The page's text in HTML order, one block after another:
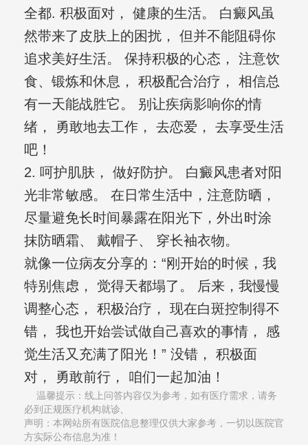
全都. 积极面对， 健康的生活。 白癜风虽
然带来了皮肤上的困扰， 但并不能阻碍你
追求美好生活。 保持积极的心态， 注意饮
食、锻炼和休息， 积极配合治疗， 相信总
有一天能战胜它。 别让疾病影响你的情
绪， 勇敢地去工作， 去恋爱， 去享受生活
吧！
2. 呵护肌肤， 做好防护。 白癜风患者对阳
光非常敏感。 在日常生活中，注意防晒，
尽量避免长时间暴露在阳光下，外出时涂
抹防晒霜、 戴帽子、 穿长袖衣物。
就像一位病友分享的：“刚开始的时候，我
特别焦虑， 觉得天都塌了。 后来，我慢慢
调整心态， 积极治疗， 现在白斑控制得不
错， 我也开始尝试做自己喜欢的事情， 感
觉生活又充满了阳光！” 没错， 积极面
对， 勇敢前行， 咱们一起加油！
温馨提示：线上问答内容仅为参考，如有医疗需求，请务
必到正规医疗机构就诊,
声明：本网站所有医院信息整理仅供大家参考，一切以医院官
方实际公布信息为准！